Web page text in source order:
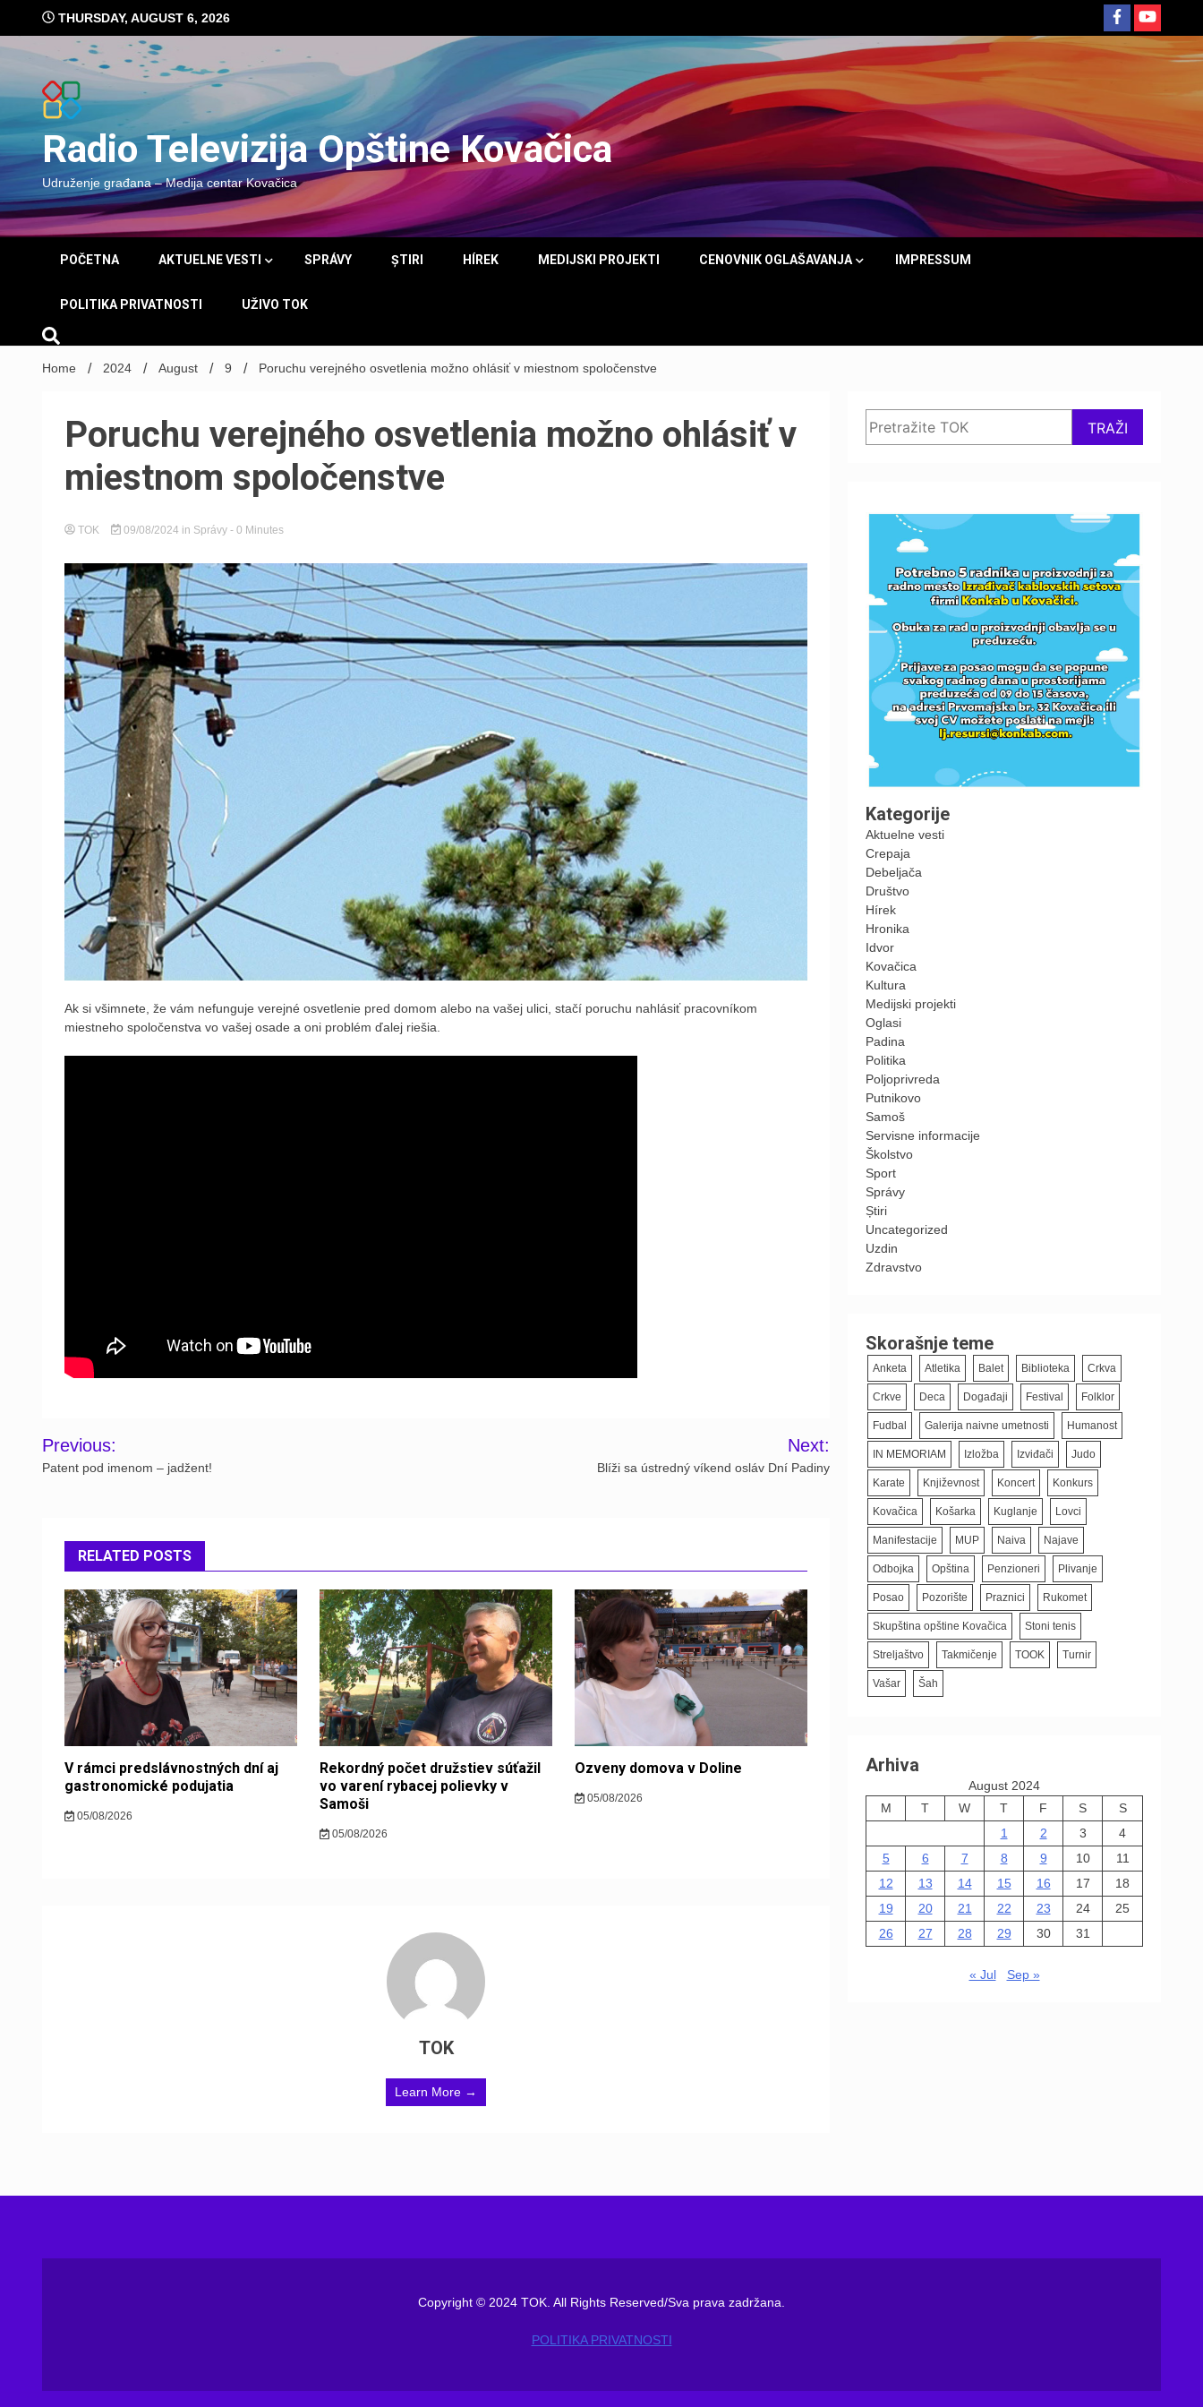
content
THURSDAY, AUGUST 6, 2026
Radio Televizija Opštine Kovačica
Udruženje građana – Medija centar Kovačica
POČETNA AKTUELNE VESTI SPRÁVY ȘTIRI HÍREK MEDIJSKI PROJEKTI CENOVNIK OGLAŠAVANJA IMPRESSUM
POLITIKA PRIVATNOSTI UŽIVO TOK
Home 2024 August 9 Poruchu verejného osvetlenia možno ohlásiť v miestnom spoločenstve
Poruchu verejného osvetlenia možno ohlásiť v
miestnom spoločenstve
TOK 09/08/2024 in Správy - 0 Minutes
Ak si všimnete, že vám nefunguje verejné osvetlenie pred domom alebo na vašej ulici, stačí poruchu nahlásiť pracovníkom
miestneho spoločenstva vo vašej osade a oni problém ďalej riešia.
Post
navigation
Previous:
Patent pod imenom – jadžent!
Next:
Blíži sa ústredný víkend osláv Dní Padiny
RELATED POSTS
V rámci predslávnostných dní aj
gastronomické podujatia
05/08/2026
Rekordný počet družstiev súťažil
vo varení rybacej polievky v
Samoši
05/08/2026
Ozveny domova v Doline
05/08/2026
TOK
Learn More →
TRAŽI
Kategorije
Aktuelne vesti
Crepaja
Debeljača
Društvo
Hírek
Hronika
Idvor
Kovačica
Kultura
Medijski projekti
Oglasi
Padina
Politika
Poljoprivreda
Putnikovo
Samoš
Servisne informacije
Školstvo
Sport
Správy
Știri
Uncategorized
Uzdin
Zdravstvo
Skorašnje teme
Anketa Atletika Balet Biblioteka Crkva
Crkve Deca Događaji Festival Folklor
Fudbal Galerija naivne umetnosti Humanost
IN MEMORIAM Izložba Izviđači Judo
Karate Književnost Koncert Konkurs
Kovačica Košarka Kuglanje Lovci
Manifestacije MUP Naiva Najave
Odbojka Opština Penzioneri Plivanje
Posao Pozorište Praznici Rukomet
Skupština opštine Kovačica Stoni tenis
Streljaštvo Takmičenje TOOK Turnir
Vašar Šah
Arhiva
August 2024
M
T W T F S
S
1
2 3
4
5
6 7 8 9 10
11
12
13 14 15 16 17
18
19
20 21 22 23 24
25
26
27 28 29 30 31
« Jul Sep »
Copyright © 2024 TOK. All Rights Reserved/Sva prava zadržana.
POLITIKA PRIVATNOSTI